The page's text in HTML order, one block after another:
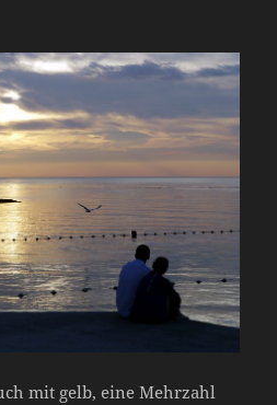
mit gelb, eine Mehrzahl